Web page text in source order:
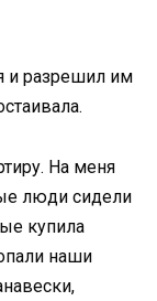
и разрешил им
На меня
люди сидели
купила
наши